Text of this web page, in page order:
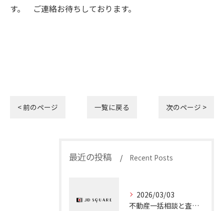
す。 ご連絡お待ちしております。
< 前のページ 一覧に戻る 次のページ >
最近の投稿 Recent Posts
2026/03/03
不動産一括相談と査定を大阪市城東区で安心して活用するための実践ガイド